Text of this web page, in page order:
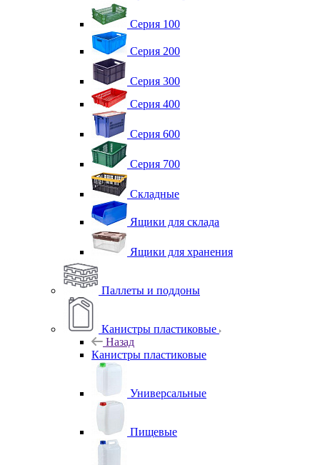
Серия 100
Серия 200
Серия 300
Серия 400
Серия 600
Серия 700
Складные
Ящики для склада
Ящики для хранения
Паллеты и поддоны
Канистры пластиковые
Назад
Канистры пластиковые
Универсальные
Пищевые